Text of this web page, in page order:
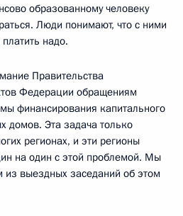
образованному человеку
Люди понимают, что с ними
надо.
Правительства
Федерации обращениям
финансирования капитального
домов. Эта задача только
регионах, и эти регионы
на один с этой проблемой. Мы
выездных заседаний об этом